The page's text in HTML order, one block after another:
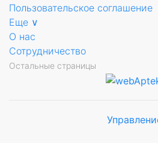
Пользовательское соглашение
Еще ∨
О нас
Сотрудничество
Остальные страницы